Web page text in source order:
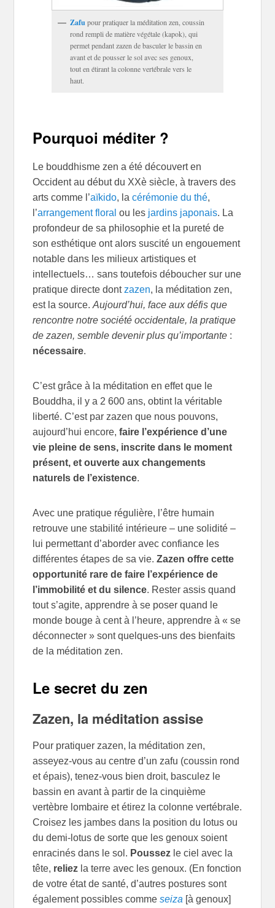
Zafupour pratiquer la méditation zen, coussin
rond rempli de matière végétale (kapok), qui
permet pendant zazen de basculer le bassin en
avant et de pousser le sol avec ses genoux,
tout en étirant la colonne vertébrale vers le
haut.
Pourquoi méditer ?
Le bouddhisme zen a été découvert en
Occident au début du XXè siècle, à travers des
arts comme l’aïkido, lacérémonie du thé,
l’arrangement floral ou les jardins japonais. La
profondeur de sa philosophie et la pureté de
son esthétique ont alors suscité un engouement
notable dans les milieux artistiques et
intellectuels… sans toutefois déboucher sur une
pratique directe dontzazen, la méditation zen,
est la source.Aujourd’hui, face aux défis que
rencontre notre société occidentale, la pratique
de zazen, semble devenir plus qu’importante :
nécessaire.
C’est grâce à la méditation en effet que le
Bouddha, il y a 2 600 ans, obtint la véritable
liberté. C’est par zazen que nous pouvons,
aujourd’hui encore,faire l’expérience d’une
vie pleine de sens, inscrite dans le moment
présent, et ouverte aux changements
naturels de l’existence.
Avec une pratique régulière, l’être humain
retrouve une stabilité intérieure – une solidité –
lui permettant d’aborder avec confiance les
différentes étapes de sa vie.Zazen offre cette
opportunité rare de faire l’expérience de
l’immobilité et du silence. Rester assis quand
tout s’agite, apprendre à se poser quand le
monde bouge à cent à l’heure, apprendre à « se
déconnecter » sont quelques-uns des bienfaits
de la méditation zen.
Le secret du zen
Zazen, la méditation assise
Pour pratiquer zazen, la méditation zen,
asseyez-vous au centre d’un zafu (coussin rond
et épais), tenez-vous bien droit, basculez le
bassin en avant à partir de la cinquième
vertèbre lombaire et étirez la colonne vertébrale.
Croisez les jambes dans la position du lotus ou
du demi-lotus de sorte que les genoux soient
enracinés dans le sol. Poussez le ciel avec la
tête, reliez la terre avec les genoux. (En fonction
de votre état de santé, d’autres postures sont
également possibles commeseiza [à genoux]